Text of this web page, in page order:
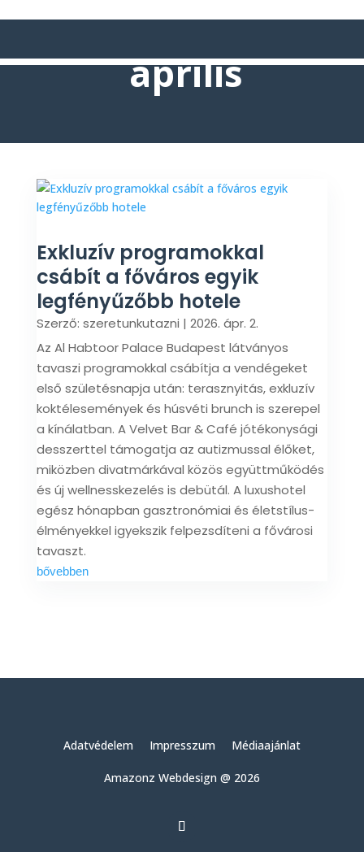
április
Exkluzív programokkal
csábít a főváros egyik
legfényűzőbb hotele
Szerző: szeretunkutazni | 2026. ápr. 2.
Az Al Habtoor Palace Budapest látványos
tavaszi programokkal csábítja a vendégeket
első születésnapja után: terasznyitás, exkluzív
koktélesemények és húsvéti brunch is szerepel
a kínálatban. A Velvet Bar & Café jótékonysági
desszerttel támogatja az autizmussal élőket,
miközben divatmárkával közös együttműködés
és új wellnesskezelés is debütál. A luxushotel
egész hónapban gasztronómiai és életstílus-
élményekkel igyekszik felpezsdíteni a fővárosi
tavaszt.
bővebben
Adatvédelem Impresszum Médiaajánlat
Amazonz Webdesign @ 2026